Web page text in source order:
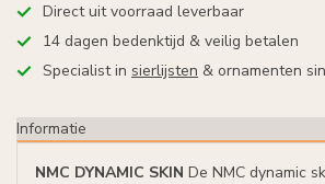
Direct uit voorraad leverbaar
14 dagen bedenktijd & veilig betalen
Specialist in sierlijsten & ornamenten
Informatie
NMC DYNAMIC SKIN De NMC dynamic